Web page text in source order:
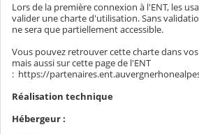
Lors de la première connexion à l'ENT, les
valider une charte d'utilisation. Sans
ne sera que partiellement accessible.
Vous pouvez retrouver cette charte dans
mais aussi sur cette page de l'ENT
: https://
Réalisation technique
Hébergeur :